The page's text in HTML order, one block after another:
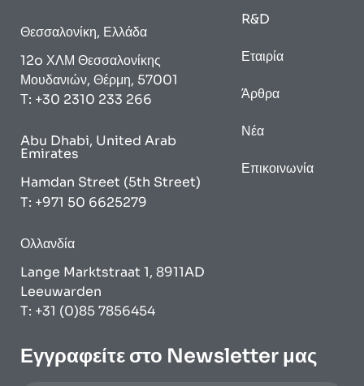
Θεσσαλονίκη, Ελλάδα
12o ΧΛΜ Θεσσαλονίκης
Μουδανιών, Θέρμη, 57001
Τ: +30 2310 233 266
Abu Dhabi, United Arab
Emirates
Hamdan Street (5th Street)
T: +971 50 6625279
Ολλανδία
Lange Marktstraat 1, 8911AD
Leeuwarden
T: +31 (0)85 7856454
R&D
Εταιρία
Άρθρα
Νέα
Επικοινωνία
Εγγραφείτε στο Newsletter μας